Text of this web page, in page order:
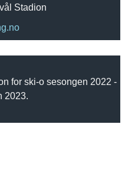
Stadion
for ski-o sesongen 2022 -
2023.